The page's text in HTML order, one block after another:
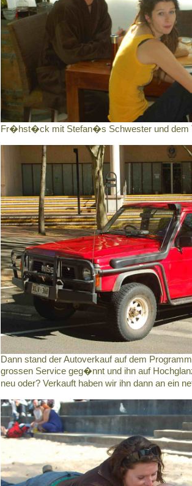
Fr�hst�ck mit Stefan�s Schwester und dem
Dann stand der Autoverkauf auf dem
grossen Service geg�nnt und ihn auf
neu oder? Verkauft haben wir ihn dann an ein